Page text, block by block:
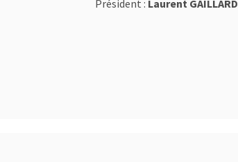
Président : Laurent GAILLARD